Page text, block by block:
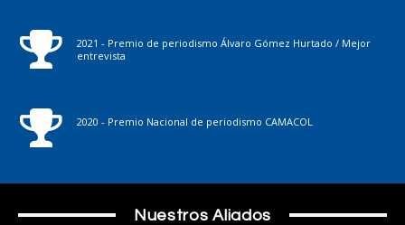
2021 - Premio de periodismo Álvaro Gómez Hurtado / Mejor
entrevista
2020 - Premio Nacional de periodismo CAMACOL
Nuestros Aliados